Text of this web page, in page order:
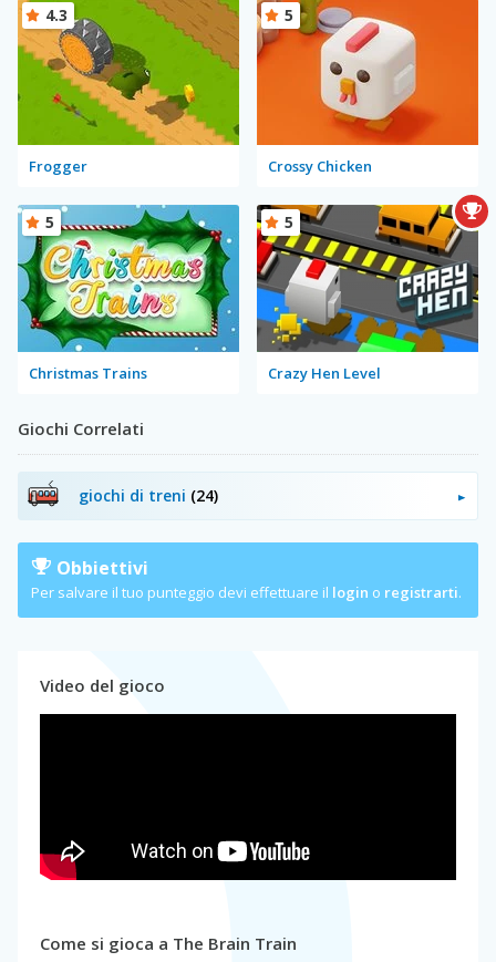
Frogger
4.3
Crossy Chicken
5
Christmas Trains
5
Crazy Hen Level
5
Giochi Correlati
giochi di treni (24)
Obbiettivi
Per salvare il tuo punteggio devi effettuare il login o registrarti.
Video del gioco
Come si gioca a The Brain Train